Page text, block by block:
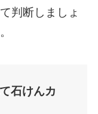
判断しましょ
石けんカ